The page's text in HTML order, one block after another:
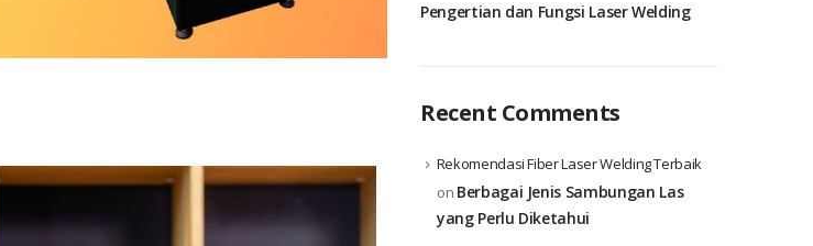
Pengertian dan Fungsi Laser Welding
Recent Comments
Rekomendasi Fiber Laser Welding Terbaik
on Berbagai Jenis Sambungan Las
yang Perlu Diketahui